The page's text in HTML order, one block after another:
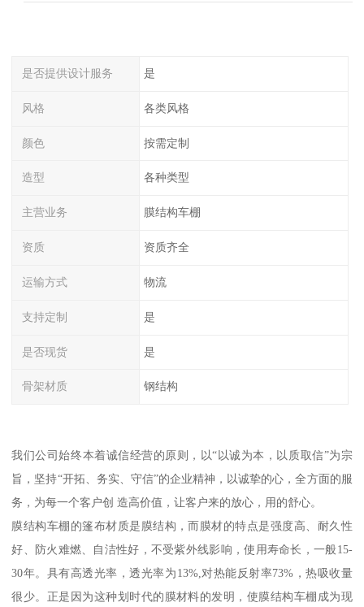
是否提供设计服务 是
风格 各类风格
颜色 按需定制
造型 各种类型
主营业务 膜结构车棚
资质 资质齐全
运输方式 物流
支持定制 是
是否现货 是
骨架材质 钢结构
我们公司始终本着诚信经营的原则，以“以诚为本，以质取信”为宗
旨，坚持“开拓、务实、守信”的企业精神，以诚挚的心，全方面的服
务，为每一个客户创 造高价值，让客户来的放心，用的舒心。
膜结构车棚的篷布材质是膜结构，而膜材的特点是强度高、耐久性
好、防火难燃、自洁性好，不受紫外线影响，使用寿命长，一般15-
30年。具有高透光率，透光率为13%,对热能反射率73%，热吸收量
很少。正是因为这种划时代的膜材料的发明，使膜结构车棚成为现